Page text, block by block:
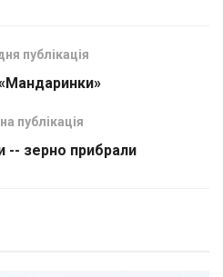
публікація
публікація
-- зерно прибрали